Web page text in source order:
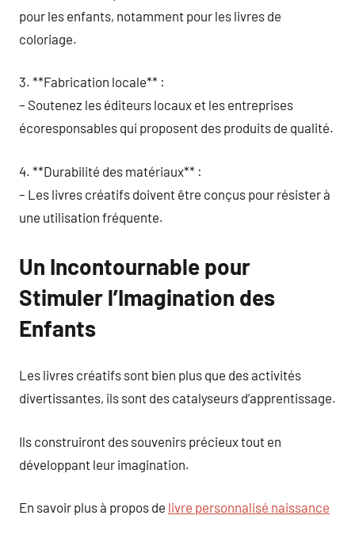
pour les enfants, notamment pour les livres de
coloriage.
3. **Fabrication locale** :
– Soutenez les éditeurs locaux et les entreprises
écoresponsables qui proposent des produits de qualité.
4. **Durabilité des matériaux** :
– Les livres créatifs doivent être conçus pour résister à
une utilisation fréquente.
Un Incontournable pour
Stimuler l’Imagination des
Enfants
Les livres créatifs sont bien plus que des activités
divertissantes, ils sont des catalyseurs d’apprentissage.
Ils construiront des souvenirs précieux tout en
développant leur imagination.
En savoir plus à propos de livre personnalisé naissance